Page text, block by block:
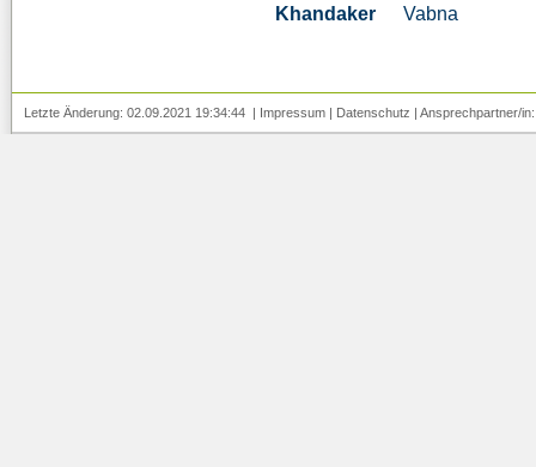
Khandaker
Vabna
Letzte Änderung: 02.09.2021 19:34:44 | Impressum | Datenschutz | Ansprechpartner/